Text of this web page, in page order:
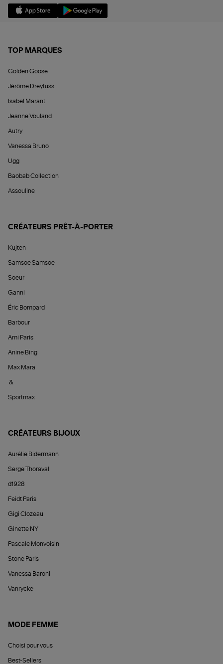
TOP MARQUES
Golden Goose
Jérôme Dreyfuss
Isabel Marant
Jeanne Vouland
Autry
Vanessa Bruno
Ugg
Baobab Collection
Assouline
CRÉATEURS PRÊT-À-PORTER
Kujten
Samsoe Samsoe
Soeur
Ganni
Éric Bompard
Barbour
Ami Paris
Anine Bing
Max Mara
&
Sportmax
CRÉATEURS BIJOUX
Aurélie Bidermann
Serge Thoraval
d1928
Feidt Paris
Gigi Clozeau
Ginette NY
Pascale Monvoisin
Stone Paris
Vanessa Baroni
Vanrycke
MODE FEMME
Choisi pour vous
Best-Sellers